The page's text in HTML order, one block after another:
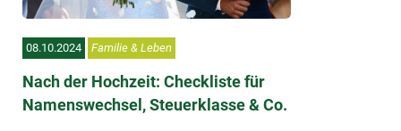
08.10.2024 Familie & Leben
Nach der Hochzeit: Checkliste für
Namenswechsel, Steuerklasse & Co.